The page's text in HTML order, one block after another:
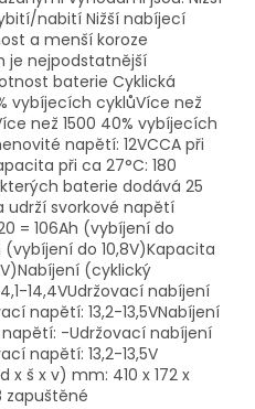
nabití Nižší nabíjecí
a menší koroze
je nejpodstatnější
baterie Cyklická
vybíjecích cyklůVíce než
než 1500 40% vybíjecích
napětí: 12VCCA při
při ca 27°C: 180
baterie dodává 25
udrží svorkové napětí
= 106Ah (vybíjení do
(vybíjení do 10,8V)Kapacita
(cyklický
14,4VUdržovací nabíjení
napětí: 13,2-13,5VNabíjení
-Udržovací nabíjení
napětí: 13,2-13,5V
x š x v) mm: 410 x 172 x
zapuštěné